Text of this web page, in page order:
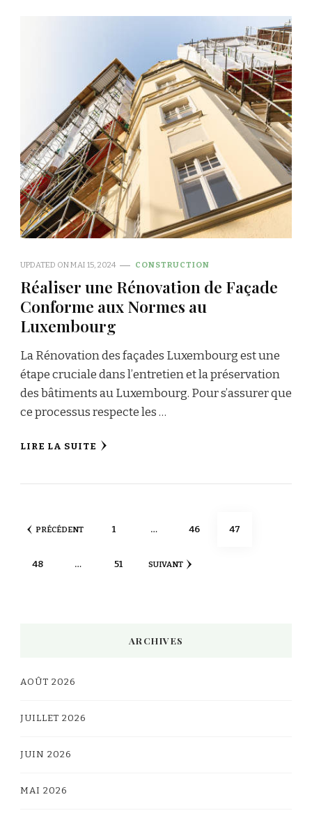
UPDATED ONMAI 15, 2024 CONSTRUCTION
Réaliser une Rénovation de Façade
Conforme aux Normes au
Luxembourg
La Rénovation des façades Luxembourg est une
étape cruciale dans l’entretien et la préservation
des bâtiments au Luxembourg. Pour s’assurer que
ce processus respecte les …
LIRE LA SUITE
Pagination
publications
PRÉCÉDENT PAGE
1 … PAGE
46 PAGE
47
PAGE
48 … PAGE
51 SUIVANT
ARCHIVES
AOÛT 2026
JUILLET 2026
JUIN 2026
MAI 2026